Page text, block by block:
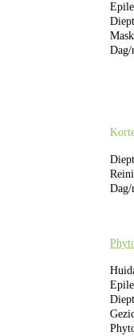
Dag/
Dag/